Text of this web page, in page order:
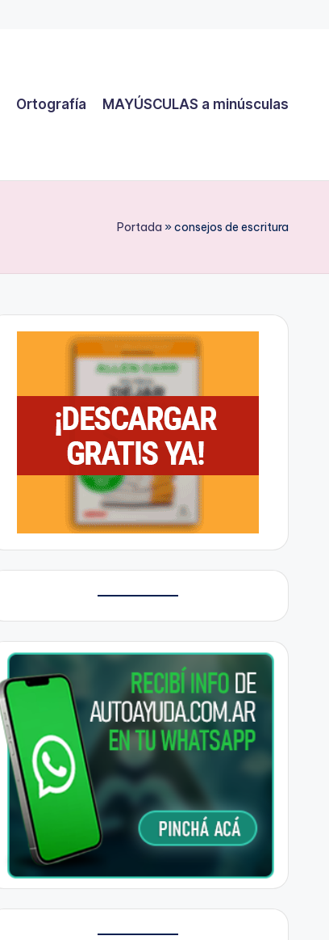
Ortografía MAYÚSCULAS a minúsculas
Portada »consejos de escritura